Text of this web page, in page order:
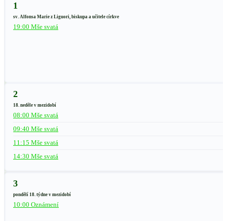
1
sv. Alfonsa Marie z Liguori, biskupa a učitele církve
19:00 Mše svatá
2
18. neděle v mezidobí
08:00 Mše svatá
09:40 Mše svatá
11:15 Mše svatá
14:30 Mše svatá
3
pondělí 18. týdne v mezidobí
10:00 Oznámení